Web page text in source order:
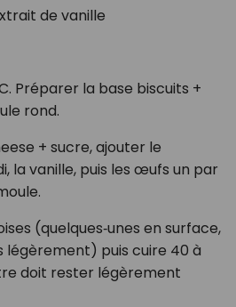
de vanille
Préparer la base biscuits +
rond.
+ sucre, ajouter le
la vanille, puis les œufs un par
(quelques‑unes en surface,
légèrement) puis cuire 40 à
doit rester légèrement